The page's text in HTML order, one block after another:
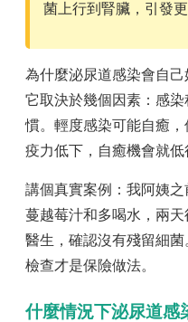
菌上行到腎臟，引發更
為什麼泌尿道感染會自
它取決於幾個因素：感
慣。輕度感染可能自癒
疫力低下，自癒機會就低
講個真實案例：我阿姨
蔓越莓汁和多喝水，兩
醫生，確認沒有殘留細
檢查才是保險做法。
什麼情況下泌尿道感